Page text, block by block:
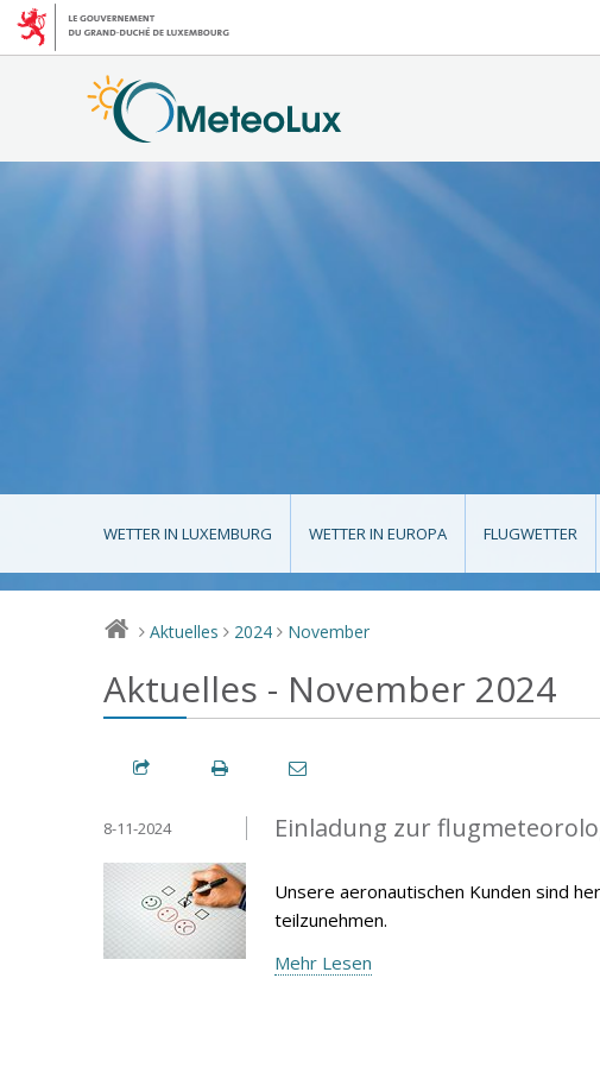
WETTER IN LUXEMBURG WETTER IN EUROPA FLUGWETTER
> Aktuelles > 2024 > November
Aktuelles - November 2024
Einladung zur
8-11-2024
Unsere aeronautischen Kunden sind
teilzunehmen.
Mehr Lesen